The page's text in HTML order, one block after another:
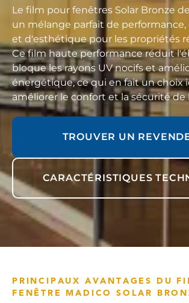
Le film pour fenêtres Solar Bronze
un mélange parfait de
et d'esthétique pour les propriétés
Ce film haute performance réduit
bloque les rayons UV nocifs et
énergétique, ce qui en fait un choix
améliorer le confort et la sécurité de
TROUVER UN
CARACTÉRISTIQUES
PRINCIPAUX AVANTAGES DU
FENÊTRE MADICO SOLAR